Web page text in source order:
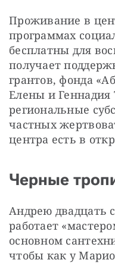
Проживание в
программах
бесплатны для
получает
грантов, фонда
Елены и Геннадия
региональные
частных
центра есть в
Черные
Андрею двадцать
работает
основном
чтобы как у